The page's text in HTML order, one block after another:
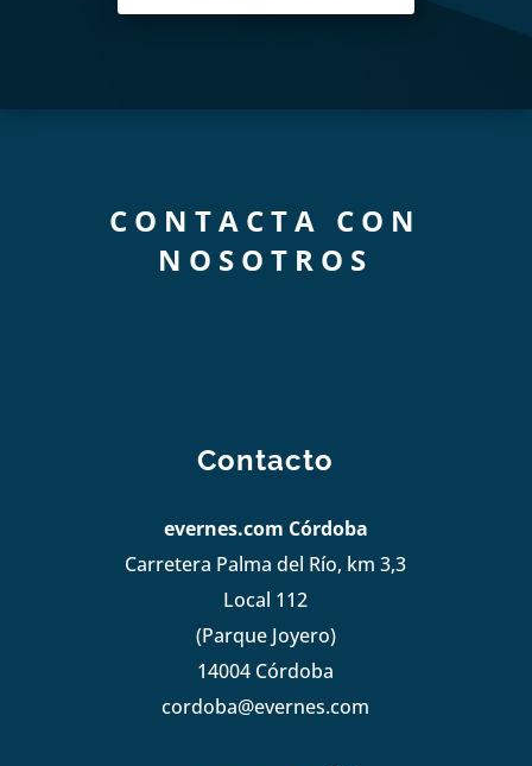
CONTACTA CON
NOSOTROS
Contacto
evernes.com Córdoba
Carretera Palma del Río, km 3,3
Local 112
(Parque Joyero)
14004 Córdoba
cordoba@evernes.com